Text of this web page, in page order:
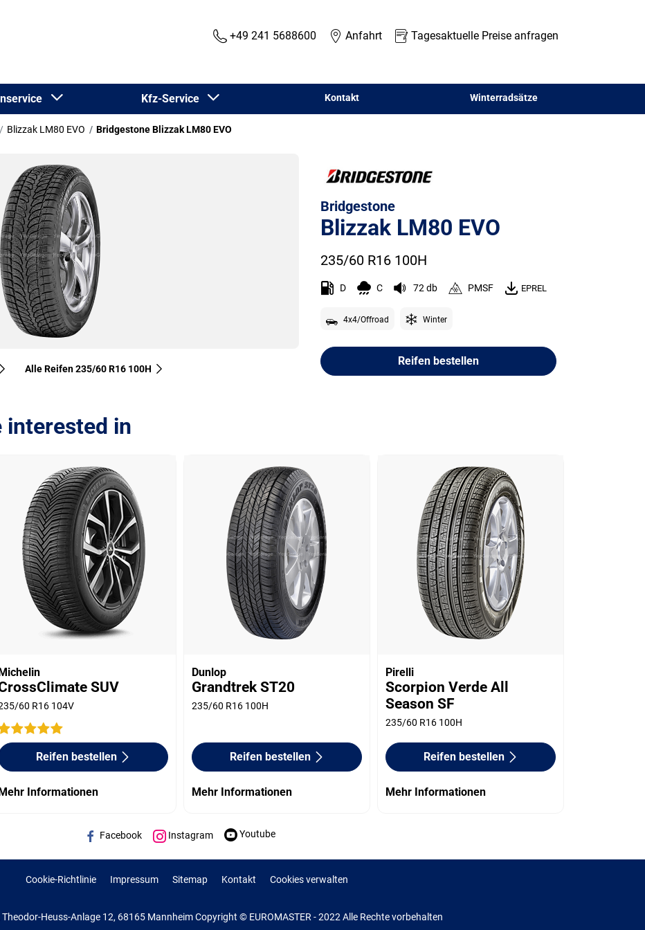
+49 241 5688600 Anfahrt Tagesaktuelle Preise anfragen
Kfz-Service Kontakt Winterradsätze
Blizzak LM80 EVO Bridgestone Blizzak LM80 EVO
Alle Reifen‎ 235/60 R16 100H
Bridgestone
Blizzak LM80 EVO
235/60 R16 100H
D C 72 db PMSF EPREL
4x4/Offroad Winter
Reifen bestellen
interested in
SUV
60 R16 104V
Reifen bestellen
Informationen
Dunlop
Grandtrek ST20
235/60 R16 100H
Reifen bestellen
Mehr Informationen
Pirelli
Scorpion Verde All
Season SF
235/60 R16 100H
Reifen bestellen
Mehr Informationen
Facebook Instagram Youtube
Cookie-Richtlinie Impressum Sitemap Kontakt Cookies verwalten
Heuss-Anlage 12, 68165 Mannheim Copyright © EUROMASTER - 2022 Alle Rechte vorbehalten